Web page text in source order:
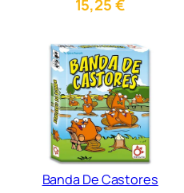
15,25€
Banda De Castores